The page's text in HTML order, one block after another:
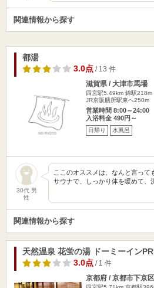
関連情報から探す
都湯
3.0点/ 13 件
滋賀県 / 大津市馬場
四宮駅5.49km 錦駅218m
JR京阪膳所駅東へ250m
営業時間 8:00～24:00
入浴料金 490円～
日帰り 水風呂
30代 男
性
ここのオススメは、なんと言って
サウナで、しっかり体を暖めて、
関連情報から探す
天然温泉 花蛍の湯 ドーミーイン
3.0点/ 1 件
京都府 / 京都市下京区